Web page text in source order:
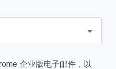
企业版电子邮件，以